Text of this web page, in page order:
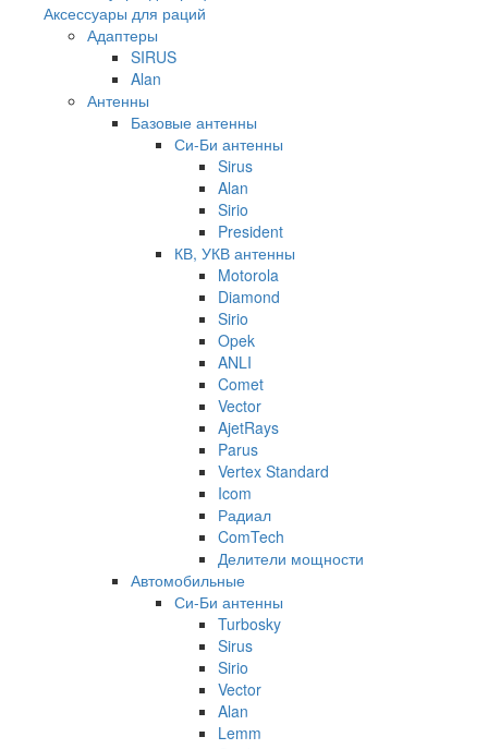
Аксессуары для раций
Адаптеры
SIRUS
Alan
Антенны
Базовые антенны
Си-Би антенны
Sirus
Alan
Sirio
President
КВ, УКВ антенны
Motorola
Diamond
Sirio
Opek
ANLI
Comet
Vector
AjetRays
Parus
Vertex Standard
Icom
Радиал
ComTech
Делители мощности
Автомобильные
Си-Би антенны
Turbosky
Sirus
Sirio
Vector
Alan
Lemm